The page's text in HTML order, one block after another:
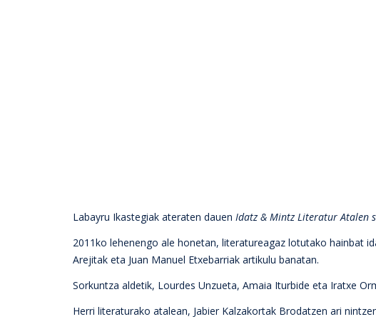
Labayru Ikastegiak ateraten dauen Idatz & Mintz Literatur Atalen
2011ko lehenengo ale honetan, literatureagaz lotutako hainbat
Arejitak eta Juan Manuel Etxebarriak artikulu banatan.
Sorkuntza aldetik, Lourdes Unzueta, Amaia Iturbide eta Iratxe
Herri literaturako atalean, Jabier Kalzakortak Brodatzen ari